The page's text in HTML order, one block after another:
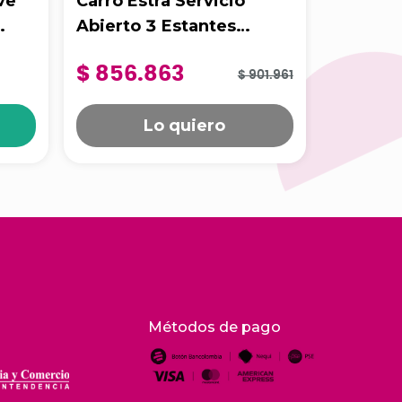
Abierto 3 Estantes
$ 856.863 $ 901.961
Lo quiero
Negro
Unidad
Métodos de pago